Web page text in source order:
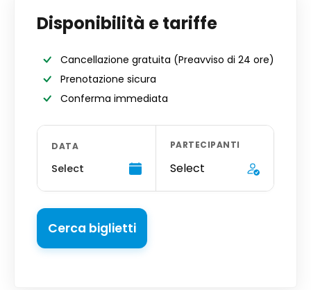
Disponibilità e tariffe
Cancellazione gratuita (Preavviso di 24 ore)
Prenotazione sicura
Conferma immediata
DATA
Select
PARTECIPANTI
Select
Cerca biglietti